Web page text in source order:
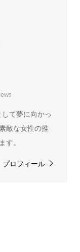
て夢に向かっ
敵な女性の推
す。
プロフィール